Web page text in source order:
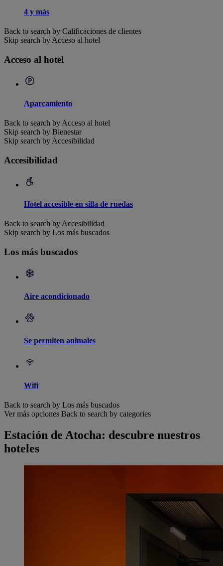
4 y más
Back to search by Calificaciones de clientes
Skip search by Acceso al hotel
Acceso al hotel
Aparcamiento
Back to search by Acceso al hotel
Skip search by Bienestar
Skip search by Accesibilidad
Accesibilidad
Hotel accesible en silla de ruedas
Back to search by Accesibilidad
Skip search by Los más buscados
Los más buscados
Aire acondicionado
Se permiten animales
Wifi
Back to search by Los más buscados
Ver más opciones Back to search by categories
Estación de Atocha: descubre nuestros
hoteles